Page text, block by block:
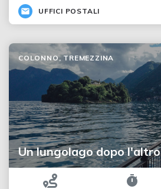
UFFICI POSTALI
Un lungolago dopo l'altro
COLONNO, TREMEZZINA